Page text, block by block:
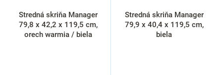
Stredná skriňa Manager
79,8 x 42,2 x 119,5 cm,
orech warmia / biela
Stredná skriňa Manager
79,9 x 40,4 x 119,5 cm,
biela